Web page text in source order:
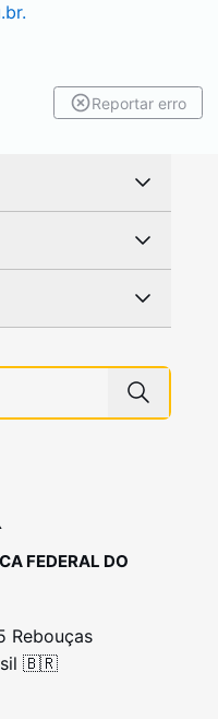
Reportar erro
FEDERAL DO
Rebouças
🇧🇷